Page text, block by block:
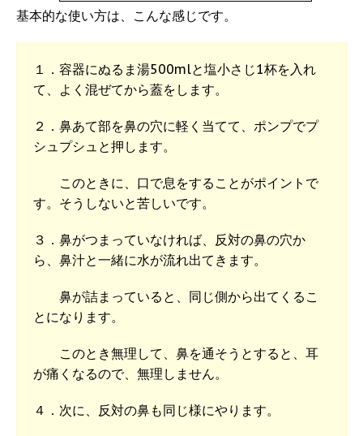
基本的な使い方は、こんな感じです。
１．容器にぬるま湯500mlと塩小さじ1杯を入れ
て、よく混ぜてから蓋をします。
２．鼻あて部を鼻の穴に軽く当てて、ポンプでプ
シュプシュと押します。
このときに、口で息をすることがポイントで
す。そうしないと苦しいです。
３．鼻がつまっていなければ、反対の鼻の穴か
ら、鼻汁と一緒に水が流れ出てきます。
鼻が詰まっていると、同じ側から出てくるこ
とになります。
このとき無理して、鼻を通そうとすると、耳
が痛くなるので、無理しません。
４．次に、反対の鼻も同じ様にやります。